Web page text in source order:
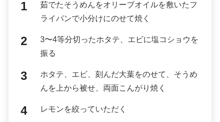
茹でたそうめんをオリーブオイルを敷いたフ
ライパンで小分けにのせて焼く
3〜4等分切ったホタテ、エビに塩コショウを
振る
ホタテ、エビ、刻んだ大葉をのせて、そうめ
んを上から被せ、両面こんがり焼く
レモンを絞っていただく